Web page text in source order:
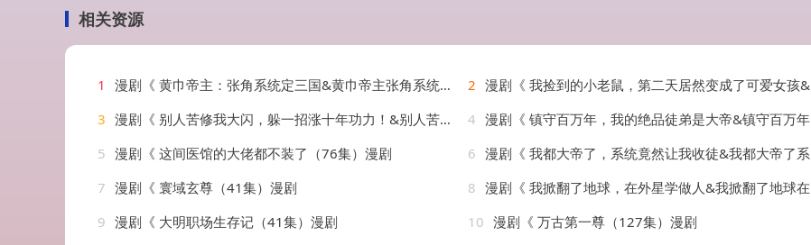
相关资源
1 漫剧《 黄巾帝主：张角系统定三国&黄巾帝主张角系统定三国（19集）漫剧（2026） 2 漫剧《 我捡到的小老鼠，第二天居然变成了可爱女孩&我捡到的小老鼠第二天居然变成了可爱女孩（13集）漫剧
3 漫剧《 别人苦修我大闪，躲一招涨十年功力！&别人苦修我大闪躲一招涨十年功力（61集）漫剧 4 漫剧《 镇守百万年，我的绝品徒弟是大帝&镇守百万年我的绝品徒弟是大帝（62集）漫剧
5 漫剧《 这间医馆的大佬都不装了（76集）漫剧 6 漫剧《 我都大帝了，系统竟然让我收徒&我都大帝了系统竟然让我收徒（73集）漫剧
7 漫剧《 寰域玄尊（41集）漫剧 8 漫剧《 我掀翻了地球，在外星学做人&我掀翻了地球在外星学做人（44集）漫剧
9 漫剧《 大明职场生存记（41集）漫剧 10 漫剧《 万古第一尊（127集）漫剧